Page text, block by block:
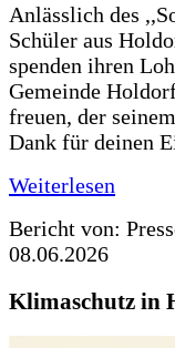
Anlässlich des
Schüler aus
spenden ihren
Gemeinde
freuen, der
Dank für deinen
Weiterlesen
Bericht von:
08.06.2026
Klimaschutz in